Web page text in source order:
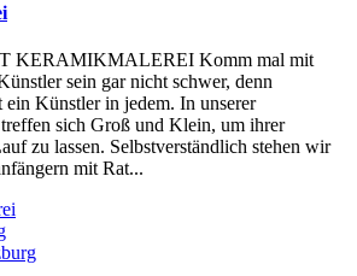
KERAMIKMALEREI Komm mal mit
sein gar nicht schwer, denn
ein Künstler in jedem. In unserer
sich Groß und Klein, um ihrer
zu lassen. Selbstverständlich stehen wir
mit Rat...